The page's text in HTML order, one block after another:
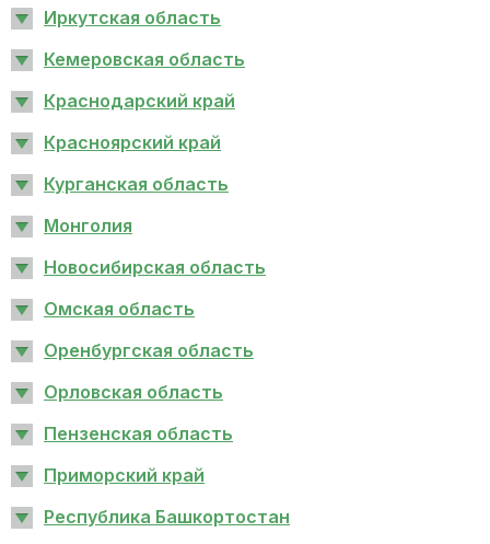
Иркутская область
Кемеровская область
Краснодарский край
Красноярский край
Курганская область
Монголия
Новосибирская область
Омская область
Оренбургская область
Орловская область
Пензенская область
Приморский край
Республика Башкортостан